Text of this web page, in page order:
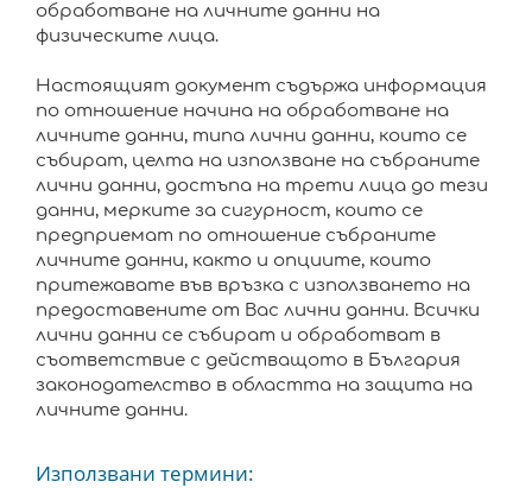
обработване на личните данни на
физическите лица.
Настоящият документ съдържа информация
по отношение начина на обработване на
личните данни, типа лични данни, които се
събират, целта на използване на събраните
лични данни, достъпа на трети лица до тези
данни, мерките за сигурност, които се
предприемат по отношение събраните
личните данни, както и опциите, които
притежавате във връзка с използването на
предоставените от Вас лични данни. Всички
лични данни се събират и обработват в
съответствие с действащото в България
законодателство в областта на защита на
личните данни.
Използвани термини: